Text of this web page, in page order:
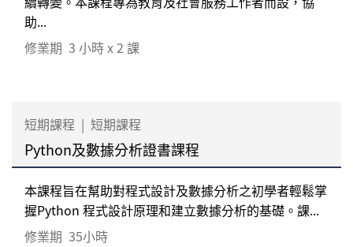
助...
修業期 3 小時 x 2 課
短期課程 | 短期課程
Python及數據分析證書課程
本課程旨在幫助對程式設計及數據分析之初學者輕鬆掌
握Python 程式設計原理和建立數據分析的基礎。課...
修業期 35小時